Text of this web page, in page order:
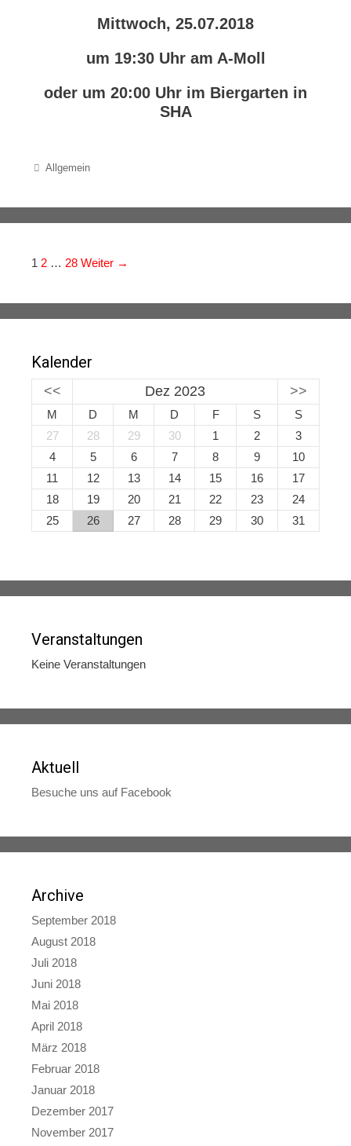
Mittwoch, 25.07.2018
um 19:30 Uhr am A-Moll
oder um 20:00 Uhr im Biergarten in
SHA
Categories
Allgemein
Navigation der Beiträge
1 2 … 28 Weiter →
Kalender
<< Dez 2023 >>
M D M D F S
S
27
28 29 30 1 2
3
4
5 6 7 8 9
10
11
12 13 14 15 16
17
18
19 20 21 22 23
24
25
26 27 28 29 30 31
Veranstaltungen
Keine Veranstaltungen
Aktuell
Besuche uns auf Facebook
Archive
September 2018
August 2018
Juli 2018
Juni 2018
Mai 2018
April 2018
März 2018
Februar 2018
Januar 2018
Dezember 2017
November 2017